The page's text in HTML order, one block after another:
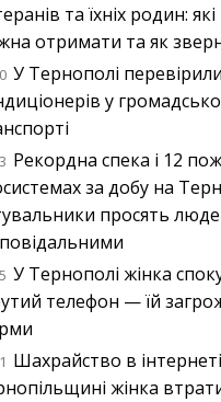
та їхніх родин:
отримати та як
У Тернополі
у
Рекордна спека і 12
за добу на
просять
У Тернополі жінка
телефон — їй
Шахрайство в
жінка